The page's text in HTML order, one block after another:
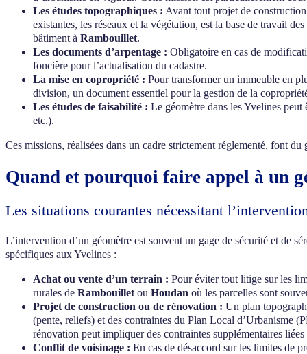
Les études topographiques : Avant tout projet de
existantes, les réseaux et la végétation, est la base de travail
bâtiment à Rambouillet.
Les documents d’arpentage : Obligatoire en cas de
foncière pour l’actualisation du cadastre.
La mise en copropriété : Pour transformer un immeuble en
division, un document essentiel pour la gestion de la
Les études de faisabilité : Le géomètre dans les Yvelines
etc.).
Ces missions, réalisées dans un cadre strictement réglementé, font du
Quand et pourquoi faire appel à un
Les situations courantes nécessitant
L’intervention d’un géomètre est souvent un gage de sécurité et de
spécifiques aux Yvelines :
Achat ou vente d’un terrain : Pour éviter tout litige sur les
rurales de Rambouillet ou Houdan où les parcelles sont
Projet de construction ou de rénovation : Un plan
(pente, reliefs) et des contraintes du Plan Local d’Urbanisme
rénovation peut impliquer des contraintes supplémentaires
Conflit de voisinage : En cas de désaccord sur les limites de